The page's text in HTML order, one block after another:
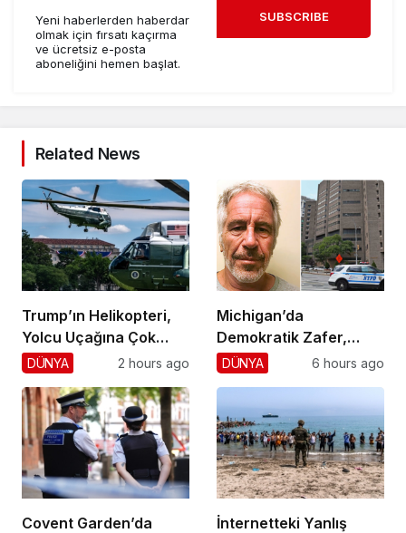
Yeni haberlerden haberdar
olmak için fırsatı kaçırma
ve ücretsiz e-posta
aboneliğini hemen başlat.
SUBSCRIBE
Related News
Trump’ın Helikopteri,
Yolcu Uçağına Çok
Yaklaştı!
DÜNYA 2 hours ago
Michigan’da
Demokratik Zafer,
Cumhuriyetçilere
DÜNYA 6 hours ago
Covent Garden’da İnternetteki Yanlış